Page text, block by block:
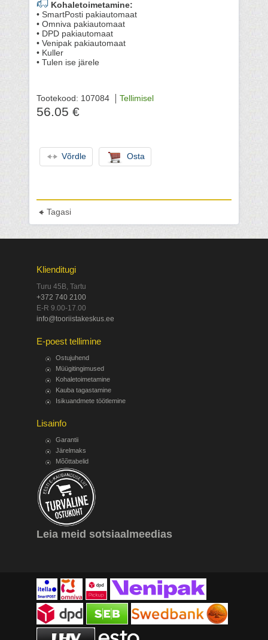
Kohaletoimetamine:
• SmartPosti pakiautomaat
• Omniva pakiautomaat
• DPD pakiautomaat
• Venipak pakiautomaat
• Kuller
• Tulen ise järele
Tootekood: 107084 Tellimisel
56.05 €
Võrdle Osta
Tagasi
Klienditugi
Turu 45B, Tartu
+372 740 2100
E-R 9.00-17.00
info@tooriistakeskus.ee
E-poest tellimine
Ostujuhend
Müügitingimused
Kohaletoimetamine
Kauba tagastamine
Isikuandmete töötlemine
Lisainfo
Garantii
Järelmaks
Mõõttabelid
Leia meid sotsiaalmeedias